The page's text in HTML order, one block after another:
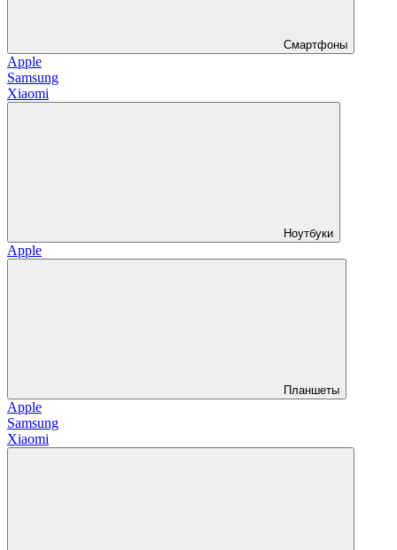
Смартфоны
Apple
Samsung
Xiaomi
Ноутбуки
Apple
Планшеты
Apple
Samsung
Xiaomi